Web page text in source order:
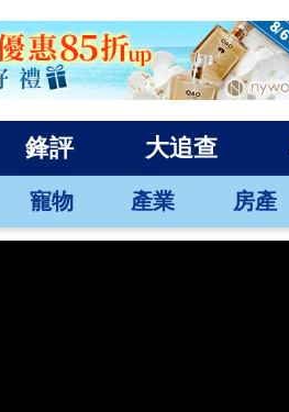
鋒評 大追查
寵物 產業 房產